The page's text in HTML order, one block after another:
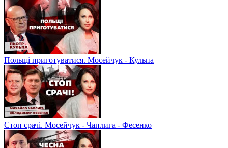
Польщі приготуватися. Мосейчук - Кульпа
Стоп срачі. Мосейчук - Чаплига - Фесенко